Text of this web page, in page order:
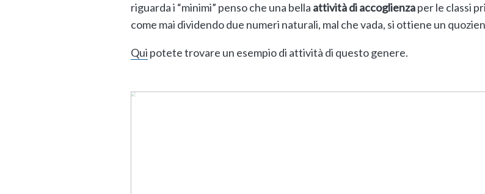
riguarda i “minimi” penso che una bella attività di accoglienzaper le classi
come mai dividendo due numeri naturali, mal che vada, si ottiene un
Qui potete trovare un esempio di attività di questo genere.